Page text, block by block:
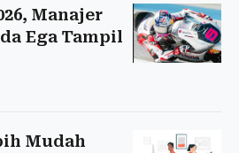
Manajer
Ega Tampil
Mudah